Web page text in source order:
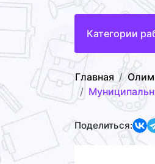
Категории
Главная
Поделиться: